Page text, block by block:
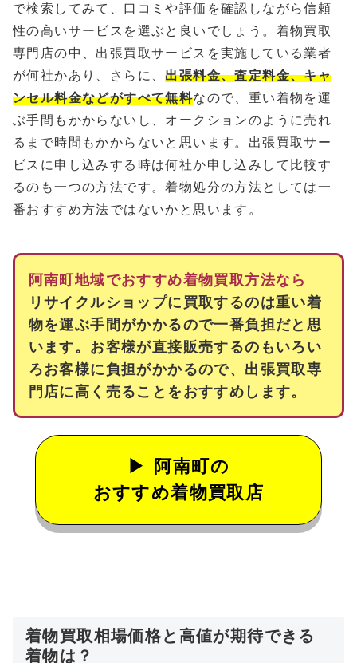
で検索してみて、口コミや評価を確認しながら信頼
性の高いサービスを選ぶと良いでしょう。着物買取
専門店の中、出張買取サービスを実施している業者
が何社かあり、さらに、出張料金、査定料金、キャ
ンセル料金などがすべて無料なので、重い着物を運
ぶ手間もかからないし、オークションのように売れ
るまで時間もかからないと思います。出張買取サー
ビスに申し込みする時は何社か申し込みして比較す
るのも一つの方法です。着物処分の方法としては一
番おすすめ方法ではないかと思います。
阿南町地域でおすすめ着物買取方法なら
リサイクルショップに買取するのは重い着
物を運ぶ手間がかかるので一番負担だと思
います。お客様が直接販売するのもいろい
ろお客様に負担がかかるので、出張買取専
門店に高く売ることをおすすめします。
阿南町の
おすすめ着物買取店
着物買取相場価格と高値が期待できる
着物は？